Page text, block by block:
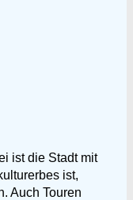
ist die Stadt mit
ist,
Auch Touren